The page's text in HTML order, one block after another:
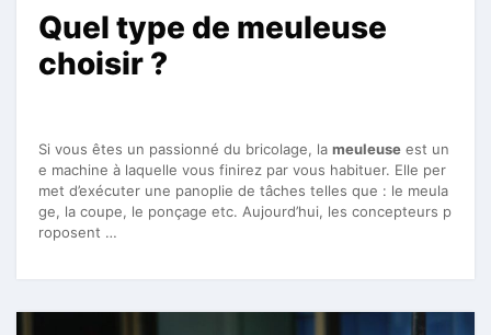
Quel type de meuleuse
choisir ?
Si vous êtes un passionné du bricolage, la meuleuse est un
e machine à laquelle vous finirez par vous habituer. Elle per
met d’exécuter une panoplie de tâches telles que : le meula
ge, la coupe, le ponçage etc. Aujourd’hui, les concepteurs p
roposent …